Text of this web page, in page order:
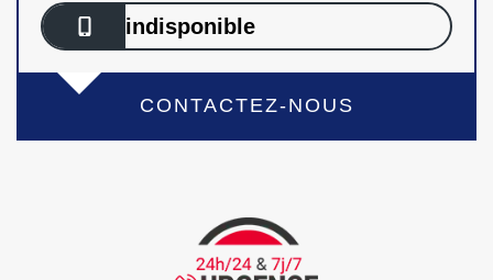
indisponible
CONTACTEZ-NOUS